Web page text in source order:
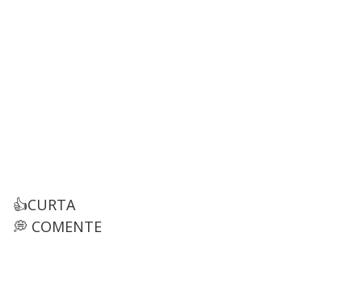
👍CURTA
💭 COMENTE